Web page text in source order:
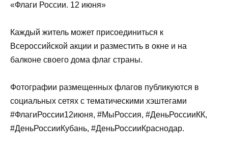
«Флаги России. 12 июня»
Каждый житель может присоединиться к
Всероссийской акции и разместить в окне и на
балконе своего дома флаг страны.
Фотографии размещенных флагов публикуются в
социальных сетях с тематическими хэштегами
#ФлагиРоссии12июня, #МыРоссия, #ДеньРоссииКК,
#ДеньРоссииКубань, #ДеньРоссииКраснодар.